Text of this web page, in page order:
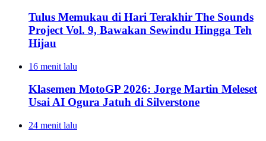
Tulus Memukau di Hari Terakhir The Sounds
Project Vol. 9, Bawakan Sewindu Hingga Teh
Hijau
16 menit lalu
Klasemen MotoGP 2026: Jorge Martin Meleset
Usai AI Ogura Jatuh di Silverstone
24 menit lalu